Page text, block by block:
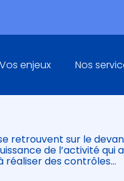
Vos enjeux Nos
retrouvent sur le
de l’activité qui
réaliser des contrôles…